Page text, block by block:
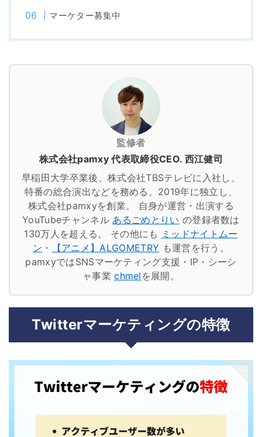
マーケター募集中
監修者
株式会社pamxy 代表取締役CEO. 西江健司
早稲田大学卒業後、株式会社TBSテレビに入社し、
特番の総合演出などを務める。2019年に独立し、
株式会社pamxyを創業。
自身が運営・出演する
YouTubeチャンネル あるごめとりい の登録者数は
130万人を超える。
その他にも ミッドナイトムー
ン ・ 【アニメ】ALGOMETRY も運営を行う。
pamxyではSNSマーケティング支援・IP・シーシ
ャ事業chmel を展開。
Twitterマーケティングの特徴